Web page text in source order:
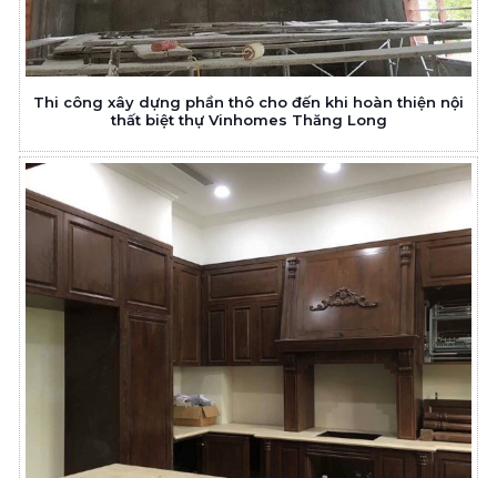
Thi công xây dựng phần thô cho đến khi hoàn thiện nội
thất biệt thự Vinhomes Thăng Long